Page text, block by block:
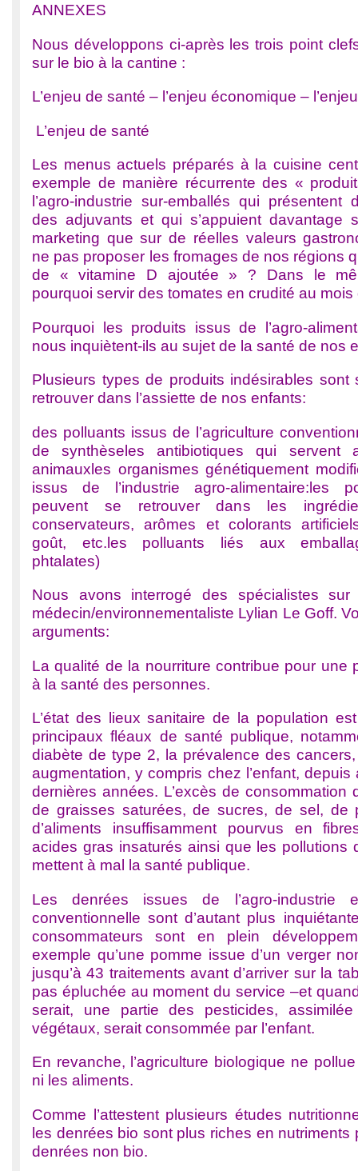
ANNEXES
Nous développons ci-après les trois point
sur le bio à la cantine :
L’enjeu de santé – l’enjeu économique –
L’enjeu de santé
Les menus actuels préparés à la cuisine
exemple de manière récurrente des «
l’agro-industrie sur-emballés qui présentent
des adjuvants et qui s’appuient davantage
marketing que sur de réelles valeurs
ne pas proposer les fromages de nos régions
de « vitamine D ajoutée » ? Dans le
pourquoi servir des tomates en crudité au mois
Pourquoi les produits issus de l’agro-
nous inquiètent-ils au sujet de la santé de nos
Plusieurs types de produits indésirables sont
retrouver dans l’assiette de nos enfants:
des polluants issus de l’agriculture
de synthèseles antibiotiques qui servent
animauxles organismes génétiquement
issus de l’industrie agro-alimentaire:les
peuvent se retrouver dans les
conservateurs, arômes et colorants
goût, etc.les polluants liés aux
phtalates)
Nous avons interrogé des spécialistes
médecin/environnementaliste Lylian Le Goff.
arguments:
La qualité de la nourriture contribue pour une
à la santé des personnes.
L’état des lieux sanitaire de la population
principaux fléaux de santé publique,
diabète de type 2, la prévalence des
augmentation, y compris chez l’enfant,
dernières années. L’excès de consommation
de graisses saturées, de sucres, de sel, de
d’aliments insuffisamment pourvus en
acides gras insaturés ainsi que les pollutions
mettent à mal la santé publique.
Les denrées issues de l’agro-industrie
conventionnelle sont d’autant plus
consommateurs sont en plein
exemple qu’une pomme issue d’un verger
jusqu’à 43 traitements avant d’arriver sur la
pas épluchée au moment du service –et
serait, une partie des pesticides,
végétaux, serait consommée par l’enfant.
En revanche, l’agriculture biologique ne
ni les aliments.
Comme l’attestent plusieurs études
les denrées bio sont plus riches en nutriments
denrées non bio.